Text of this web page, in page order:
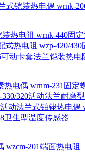
式铠装热电偶 wrnk-
热电阻 wrnk-440固
式热电阻 wzp-420/
可动卡套法兰铠装热电
热电偶 wrnm-231固定
330/320活动法兰耐磨
动法兰式铂铑热电偶
卫生型温度传感器
wzcm-201端面热电阻